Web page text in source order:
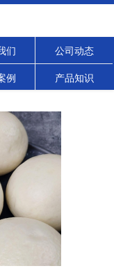
们 公司动态
例 产品知识